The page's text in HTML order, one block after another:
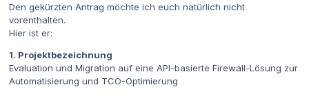
Den gekürzten Antrag möchte ich euch natürlich nicht
vorenthalten.
Hier ist er:
1. Projektbezeichnung
Evaluation und Migration auf eine API-basierte Firewall-Lösung zur
Automatisierung und TCO-Optimierung